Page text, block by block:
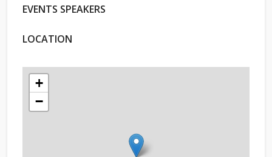
EVENTS SPEAKERS
LOCATION
+
−